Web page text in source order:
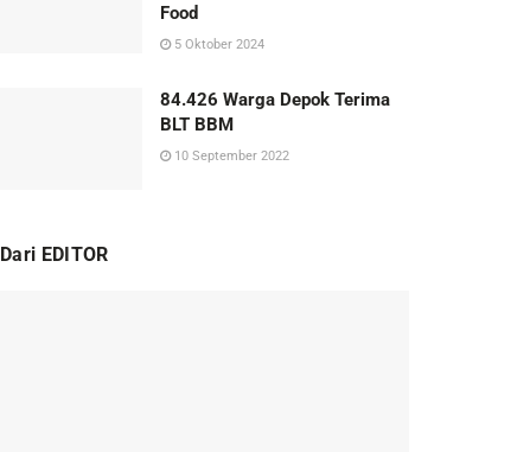
Food
5 Oktober 2024
84.426 Warga Depok Terima
BLT BBM
10 September 2022
Dari EDITOR